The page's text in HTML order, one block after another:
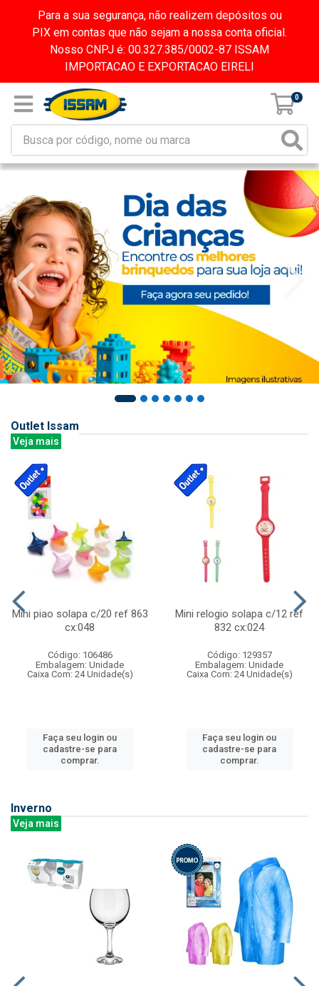
Para a sua segurança, não realizem depósitos ou
PIX em contas que não sejam a nossa conta oficial.
Nosso CNPJ é: 00.327.385/0002-87 ISSAM
IMPORTACAO E EXPORTACAO EIRELI
0
Outlet Issam
Veja mais
Mini piao solapa c/20 ref 863
cx:048
Código: 106486
Embalagem: Unidade
Caixa Com: 24 Unidade(s)
Faça seu login ou
cadastre-se para
comprar.
Mini relogio solapa c/12 ref
832 cx:024
Código: 129357
Embalagem: Unidade
Caixa Com: 24 Unidade(s)
Faça seu login ou
cadastre-se para
comprar.
Inverno
Veja mais